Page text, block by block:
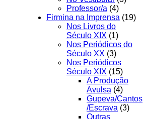
Professor/a (4)
Firmina na Imprensa (19)
Nos Livros do
Século XIX (1)
Nos Periódicos do
Século XX (3)
Nos Periódicos
Século XIX (15)
A Produção
Avulsa (4)
Gupeva/Cantos
/Escrava (3)
Outras